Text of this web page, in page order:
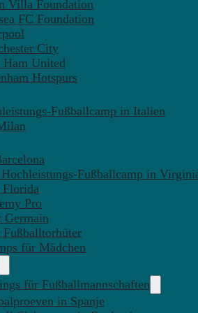
Villa Foundation
FC Foundation
City
Ham United
Hotspurs
Fußballcamp in Italien
Hochleistungs-Fußballcamp in
Pro
Germain
Fußballtorhüter
für Mädchen
für Fußballmannschaften
in Spanje